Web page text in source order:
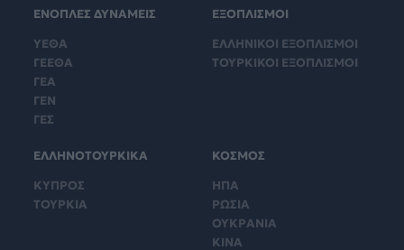
ΕΝΟΠΛΕΣ ΔΥΝΑΜΕΙΣ
ΥΕΘΑ
ΓΕΕΘΑ
ΓΕΑ
ΓΕΝ
ΓΕΣ
ΕΞΟΠΛΙΣΜΟΙ
ΕΛΛΗΝΙΚΟΙ ΕΞΟΠΛΙΣΜΟΙ
ΤΟΥΡΚΙΚΟΙ ΕΞΟΠΛΙΣΜΟΙ
ΕΛΛΗΝΟΤΟΥΡΚΙΚΑ
ΚΥΠΡΟΣ
ΤΟΥΡΚΙΑ
ΚΟΣΜΟΣ
ΗΠΑ
ΡΩΣΙΑ
ΟΥΚΡΑΝΙΑ
ΚΙΝΑ